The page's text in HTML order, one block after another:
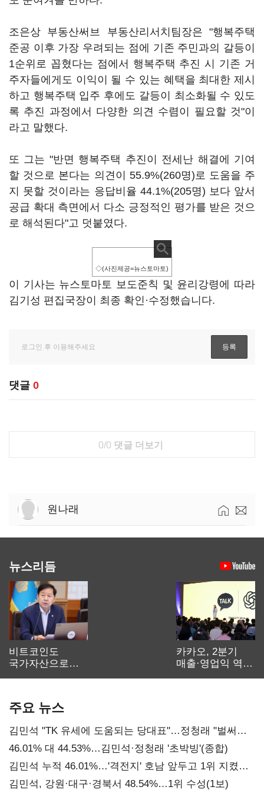
조은상 부동산써브 부동산리서치팀장은 "행복주택
준공 이후 가장 우려되는 점에 기존 주민과의 갈등이
1순위로 꼽혔다는 점에서 행복주택 추진 시 기존 거
주자들에게도 이익이 될 수 있는 혜택을 최대한 제시
하고 행복주택 입주 후에도 갈등이 최소화될 수 있도
록 추진 과정에서 다양한 의견 수렴이 필요할 것"이
라고 말했다.
또 그는 "반면 행복주택 추진이 전세난 해결에 기여
할 것으로 본다는 의견이 55.9%(260명)로 도움을 주
지 못할 것이라는 응답비율 44.1%(205명) 보다 앞서
공급 확대 측면에서 다소 긍정적인 평가를 받은 것으
로 해석된다"고 덧붙였다.
◇(사진제공=뉴스토마토)
이 기사는 뉴스토마토 보도준칙 및 윤리강령에 따라
김기성 편집국장이 최종 확인·수정했습니다.
댓글 0
0/0 댓글 더보기
원나래
뉴스리듬
비트코인도
국가자산으로…'
카카오, 2분기
매출·영업익 역대
주요 뉴스
김민석 "TK 유세에 도움되는 당대표"…정청래 "벌써
대표된 양 당직 배분"
46.01% 대 44.53%…김민석·정청래 '초박빙'(종합)
김민석 누적 46.01%…'격전지' 호남 앞두고 1위 지켰다
(2보)
김민석, 강원·대구·경북서 48.54%…1위 수성(1보)